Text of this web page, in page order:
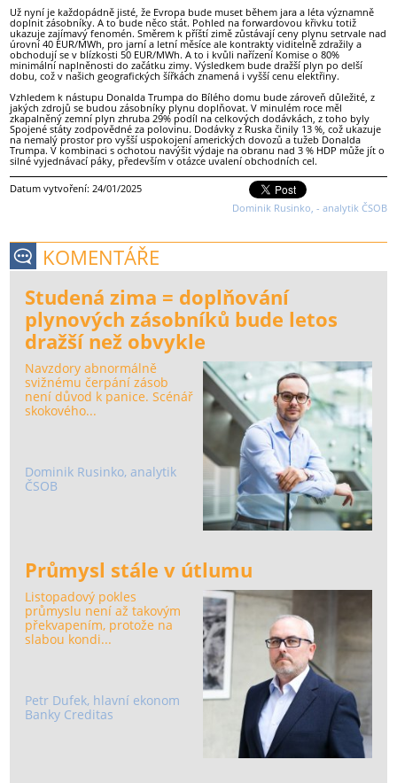
Už nyní je každopádně jisté, že Evropa bude muset během jara a léta významně
doplnit zásobníky. A to bude něco stát. Pohled na forwardovou křivku totiž
ukazuje zajímavý fenomén. Směrem k příští zimě zůstávají ceny plynu setrvale nad
úrovní 40 EUR/MWh, pro jarní a letní měsíce ale kontrakty viditelně zdražily a
obchodují se v blízkosti 50 EUR/MWh. A to i kvůli nařízení Komise o 80%
minimální naplněnosti do začátku zimy. Výsledkem bude dražší plyn po delší
dobu, což v našich geografických šířkách znamená i vyšší cenu elektřiny.
Vzhledem k nástupu Donalda Trumpa do Bílého domu bude zároveň důležité, z
jakých zdrojů se budou zásobníky plynu doplňovat. V minulém roce měl
zkapalněný zemní plyn zhruba 29% podíl na celkových dodávkách, z toho byly
Spojené státy zodpovědné za polovinu. Dodávky z Ruska činily 13 %, což ukazuje
na nemalý prostor pro vyšší uspokojení amerických dovozů a tužeb Donalda
Trumpa. V kombinaci s ochotou navýšit výdaje na obranu nad 3 % HDP může jít o
silné vyjednávací páky, především v otázce uvalení obchodních cel.
Datum vytvoření: 24/01/2025
Dominik Rusinko, - analytik ČSOB
KOMENTÁŘE
Studená zima = doplňování
plynových zásobníků bude letos
dražší než obvykle
Navzdory abnormálně
svižnému čerpání zásob
není důvod k panice. Scénář
skokového...
Dominik Rusinko, analytik
ČSOB
Průmysl stále v útlumu
Listopadový pokles
průmyslu není až takovým
překvapením, protože na
slabou kondi...
Petr Dufek, hlavní ekonom
Banky Creditas